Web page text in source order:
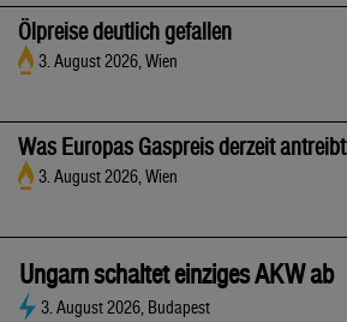
Ölpreise deutlich gefallen
3. August 2026, Wien
Was Europas Gaspreis derzeit antreibt
3. August 2026, Wien
Ungarn schaltet einziges AKW ab
3. August 2026, Budapest